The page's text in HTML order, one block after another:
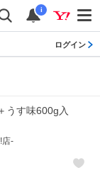
i
ログイン
うす味600g入
店-